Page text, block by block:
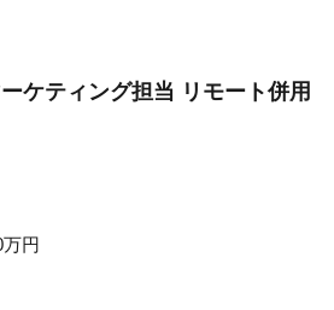
ケティング担当 リモート併用
円